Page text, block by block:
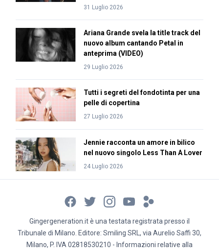
31 Luglio 2026
Ariana Grande svela la title track del
nuovo album cantando Petal in
anteprima (VIDEO)
29 Luglio 2026
Tutti i segreti del fondotinta per una
pelle di copertina
27 Luglio 2026
Jennie racconta un amore in bilico
nel nuovo singolo Less Than A Lover
24 Luglio 2026
Gingergeneration.it è una testata registrata presso il
Tribunale di Milano. Editore: Smiling SRL, via Aurelio Saffi 30,
Milano, P. IVA 02818530210 - Informazioni relative alla